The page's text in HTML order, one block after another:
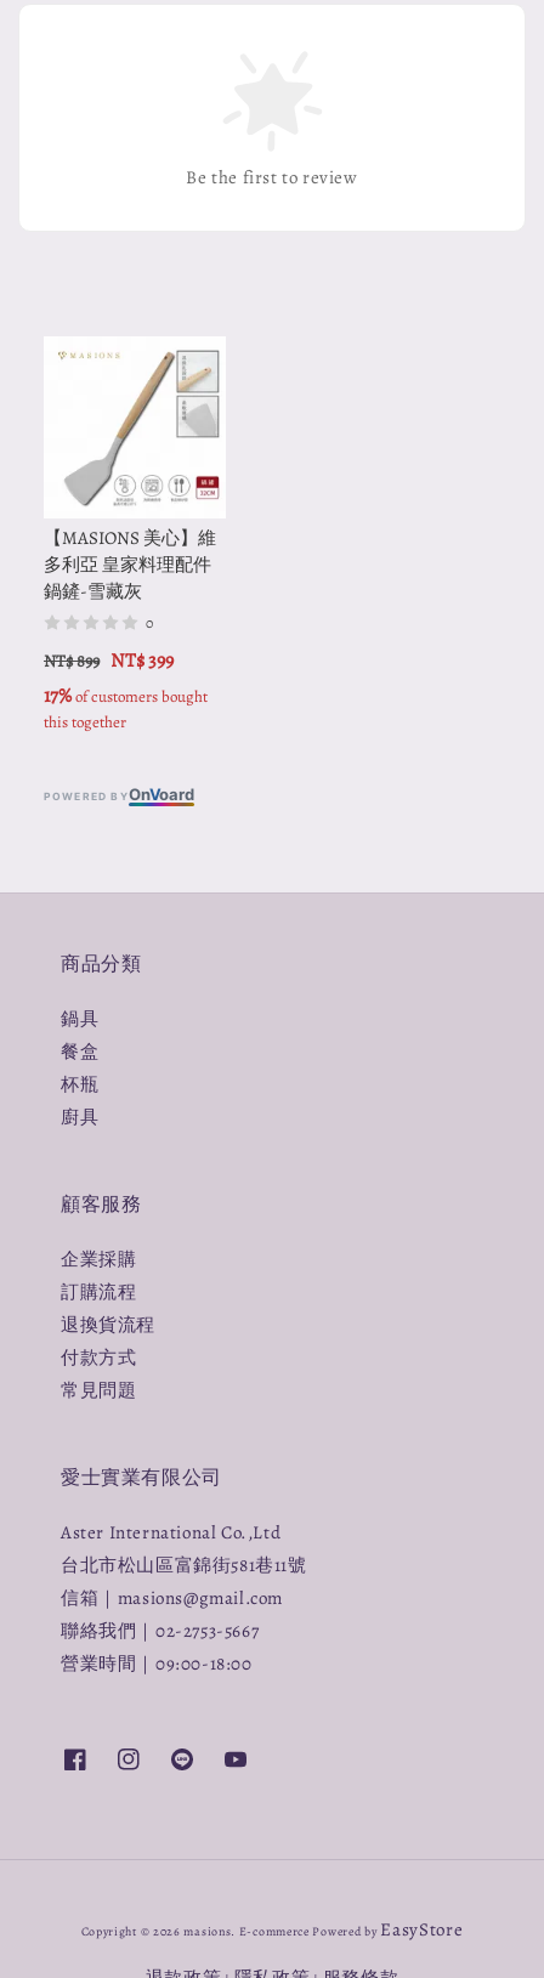
Be the first to review
【MASIONS 美心】維
多利亞 皇家料理配件
鍋鏟-雪藏灰
0
NT$ 899 NT$ 399
17% of customers bought
this together
POWERED BYOnVoard
商品分類
鍋具
餐盒
杯瓶
廚具
顧客服務
企業採購
訂購流程
退換貨流程
付款方式
常見問題
愛士實業有限公司
Aster International Co.,Ltd
台北市松山區富錦街581巷11號
信箱｜masions@gmail.com
聯絡我們｜02-2753-5667
營業時間｜09:00-18:00
Copyright © 2026 masions. E-commerce Powered by EasyStore